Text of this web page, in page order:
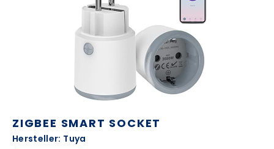
ZIGBEE SMART SOCKET
Hersteller: Tuya